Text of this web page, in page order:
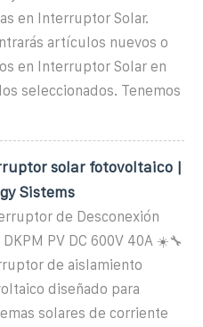
en Interruptor Solar.
artículos nuevos o
en Interruptor Solar en
seleccionados. Tenemos
solar fotovoltaico |
Sistems
de Desconexión
DKPM PV DC 600V 40A ☀️🔧
de aislamiento
diseñado para
solares de corriente